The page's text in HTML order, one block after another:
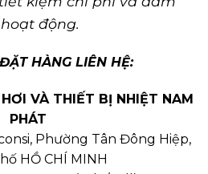
động.
HÀNG LIÊN HỆ:
VÀ THIẾT BỊ NHIỆT NAM
PHÁT
Phường Tân Đông Hiệp,
HỒ CHÍ MINH